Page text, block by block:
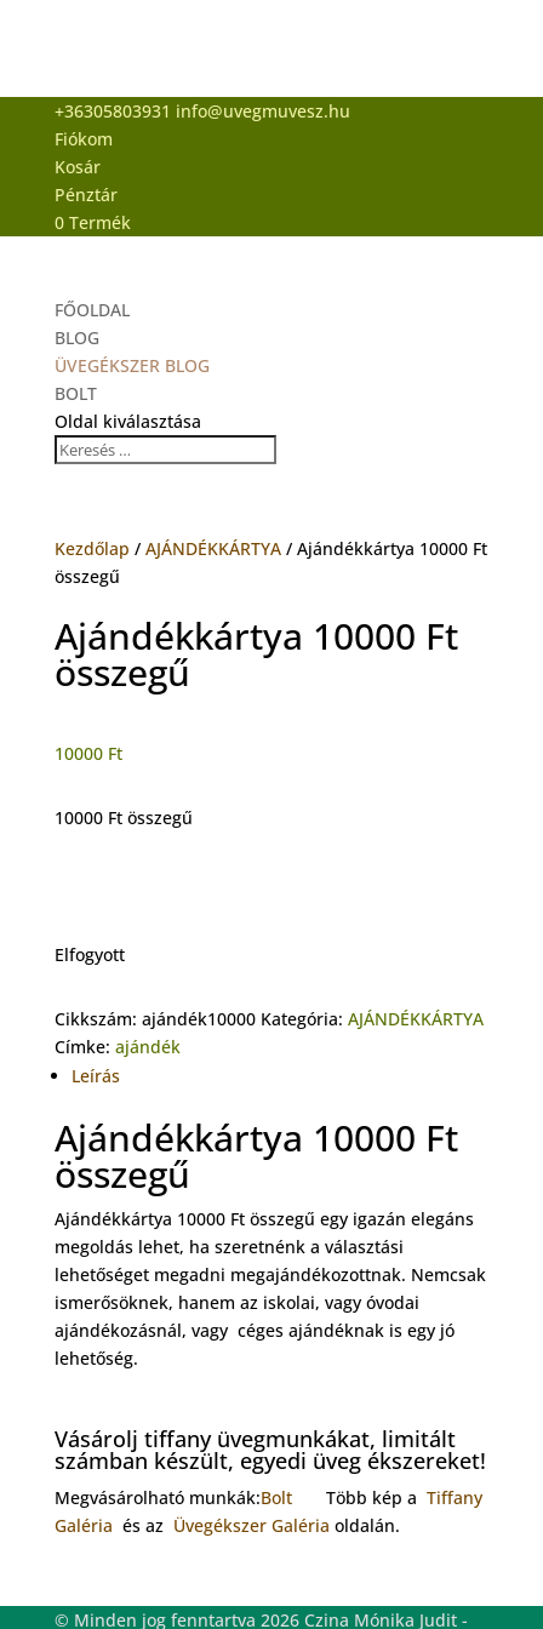
+36305803931 info@uvegmuvesz.hu
Fiókom
Kosár
Pénztár
0 Termék
FŐOLDAL
BLOG
ÜVEGÉKSZER BLOG
BOLT
Oldal kiválasztása
Kezdőlap / AJÁNDÉKKÁRTYA/ Ajándékkártya 10000 Ft
összegű
Ajándékkártya 10000 Ft
összegű
10000 Ft
10000 Ft összegű
Elfogyott
Cikkszám: ajándék10000 Kategória: AJÁNDÉKKÁRTYA
Címke: ajándék
Leírás
Ajándékkártya 10000 Ft
összegű
Ajándékkártya 10000 Ft összegű egy igazán elegáns
megoldás lehet, ha szeretnénk a választási
lehetőséget megadni megajándékozottnak. Nemcsak
ismerősöknek, hanem az iskolai, vagy óvodai
ajándékozásnál, vagy céges ajándéknak is egy jó
lehetőség.
Vásárolj tiffany üvegmunkákat, limitált
számban készült, egyedi üveg ékszereket!
Megvásárolható munkák:BoltTöbb kép a Tiffany
Galéria és az Üvegékszer Galéria oldalán.
© Minden jog fenntartva 2026 Czina Mónika Judit -